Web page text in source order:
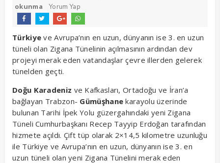
okunma
Yorum Yap
Türkiye ve Avrupa’nın en uzun, dünyanın ise 3. en uzun
tüneli olan Zigana Tünelinin açılmasının ardından dev
projeyi merak eden vatandaşlar çevre illerden gelerek
tünelden geçti.
Doğu Karadeniz ve Kafkasları, Ortadoğu ve İran’a
bağlayan Trabzon- Gümüşhane karayolu üzerinde
bulunan Tarihi İpek Yolu güzergahındaki yeni Zigana
Tüneli Cumhurbaşkanı Recep Tayyip Erdoğan tarafından
hizmete açıldı. Çift tüp olarak 2×14,5 kilometre uzunluğu
ile Türkiye ve Avrupa’nın en uzun, dünyanın ise 3. en
uzun tüneli olan yeni Zigana Tünelini merak eden